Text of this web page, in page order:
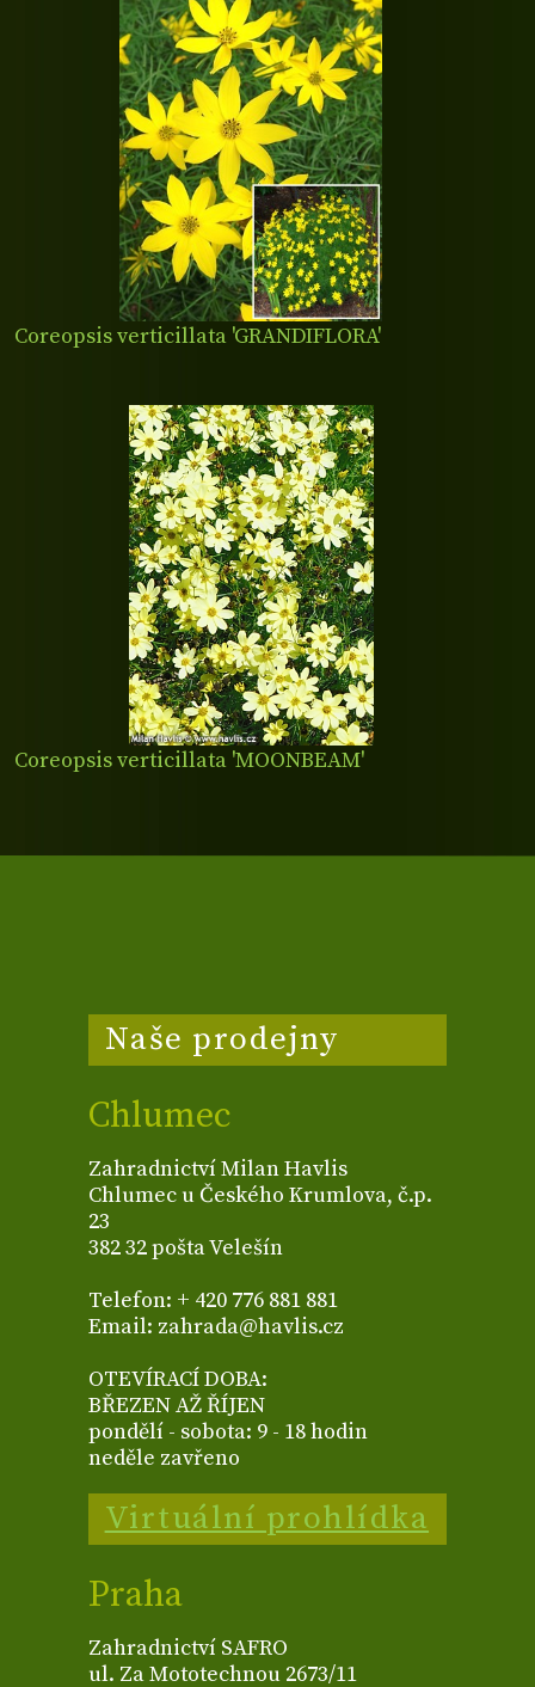
Coreopsis verticillata 'GRANDIFLORA'
Coreopsis verticillata 'MOONBEAM'
Naše prodejny
Chlumec
Zahradnictví Milan Havlis
Chlumec u Českého Krumlova, č.p.
23
382 32 pošta Velešín
Telefon: + 420 776 881 881
Email: zahrada@havlis.cz
OTEVÍRACÍ DOBA:
BŘEZEN AŽ ŘÍJEN
pondělí - sobota: 9 - 18 hodin
neděle zavřeno
Virtuální prohlídka
Praha
Zahradnictví SAFRO
ul. Za Mototechnou 2673/11